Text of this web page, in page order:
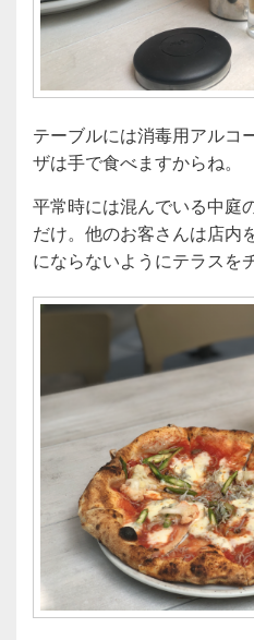
テーブルには消毒用アルコ
ザは手で食べますからね。
平常時には混んでいる中庭
だけ。他のお客さんは店内
にならないようにテラスを